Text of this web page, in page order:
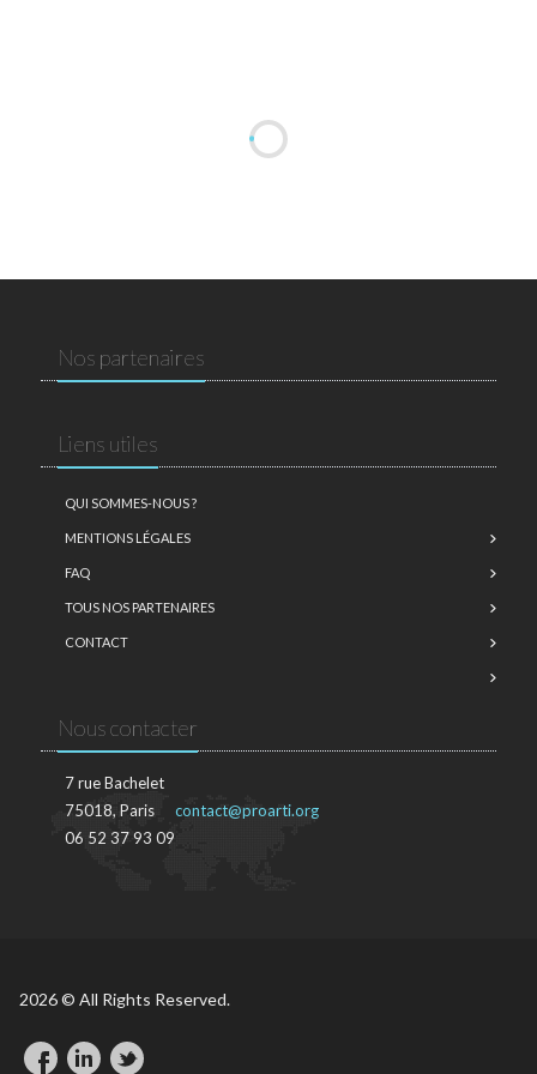
Nos partenaires
Liens utiles
QUI SOMMES-NOUS ?
MENTIONS LÉGALES
FAQ
TOUS NOS PARTENAIRES
CONTACT
Nous contacter
7 rue Bachelet
75018, Paris
06 52 37 93 09
contact@proarti.org
2026 © All Rights Reserved.